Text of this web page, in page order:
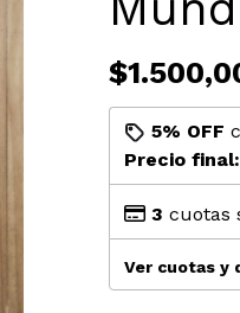
5% OFF
Precio final:
3 cuotas
Ver cuotas y